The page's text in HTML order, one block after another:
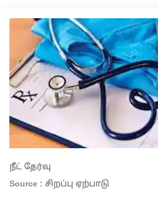
நீட் தேர்வு
Source : சிறப்பு ஏற்பாடு